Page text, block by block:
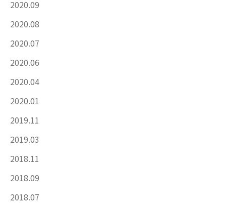
2020.09
2020.08
2020.07
2020.06
2020.04
2020.01
2019.11
2019.03
2018.11
2018.09
2018.07